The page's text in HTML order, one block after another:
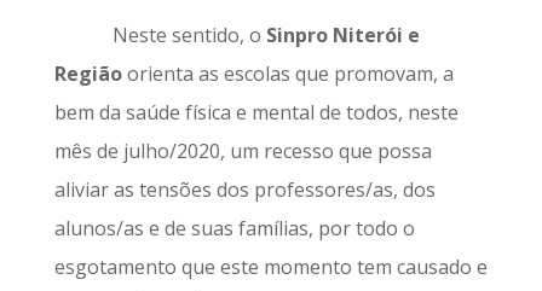
Neste sentido, o Sinpro Niterói e
Regiãoorienta as escolas que promovam, a
bem da saúde física e mental de todos, neste
mês de julho/2020, um recesso que possa
aliviar as tensões dos professores/as, dos
alunos/as e de suas famílias, por todo o
esgotamento que este momento tem causado e